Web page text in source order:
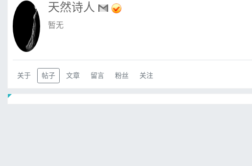
天然诗人
暂无
关于 帖子 文章 留言 粉丝 关注